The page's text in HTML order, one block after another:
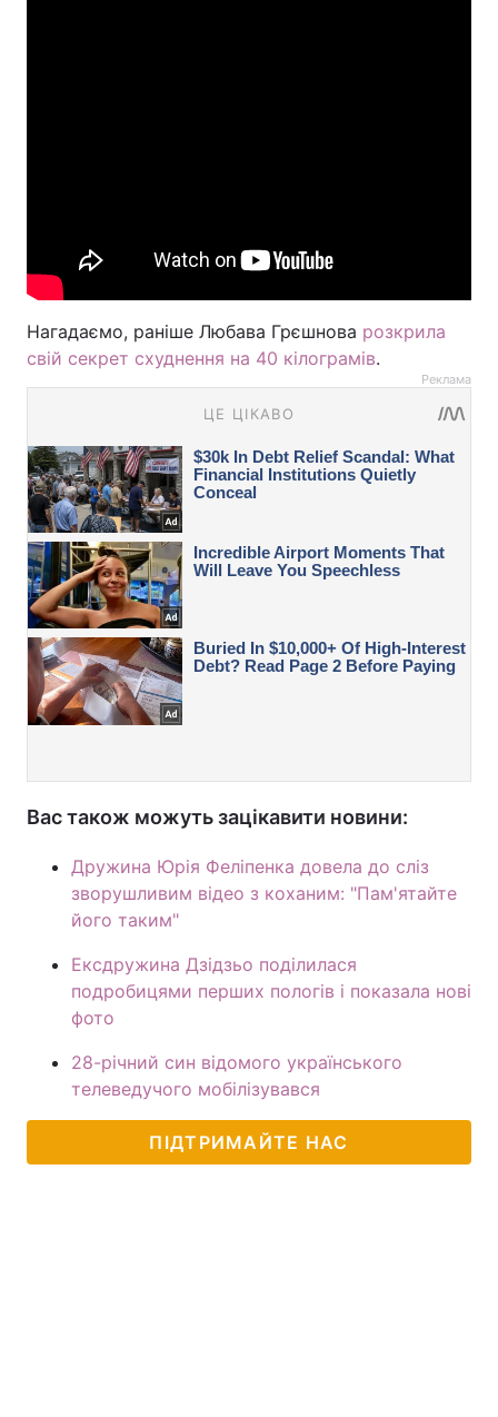
Нагадаємо, раніше Любава Грєшнова розкрила
свій секрет схуднення на 40 кілограмів.
Реклама
Вас також можуть зацікавити новини:
Дружина Юрія Феліпенка довела до сліз
зворушливим відео з коханим: "Пам'ятайте
його таким"
Ексдружина Дзідзьо поділилася
подробицями перших пологів і показала нові
фото
28-річний син відомого українського
телеведучого мобілізувався
ПІДТРИМАЙТЕ НАС